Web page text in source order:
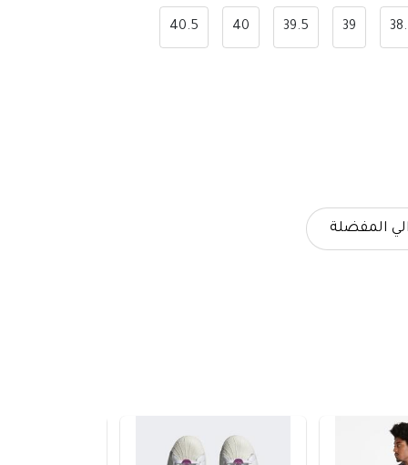
39
39.5
40
40.5
المفضلة